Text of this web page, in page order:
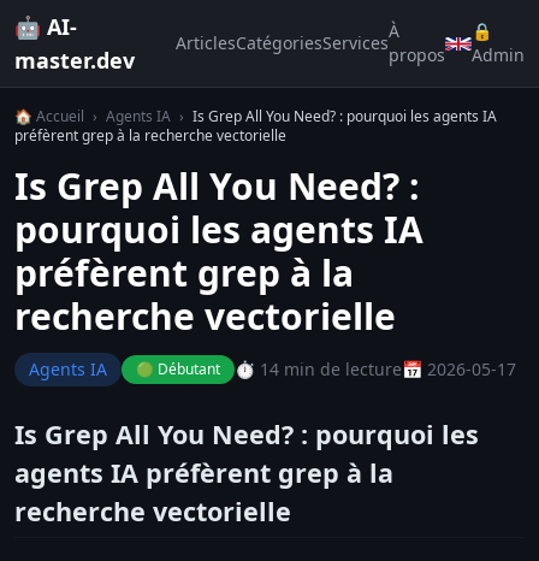
🤖 AI-
master.dev
ArticlesCatégoriesServices
À
propos
🔒
Admin
🏠 Accueil › Agents IA › Is Grep All You Need? : pourquoi les agents IA
préfèrent grep à la recherche vectorielle
Is Grep All You Need? :
pourquoi les agents IA
préfèrent grep à la
recherche vectorielle
Agents IA 🟢 Débutant ⏱️ 14 min de lecture📅 2026-05-17
Is Grep All You Need? : pourquoi les
agents IA préfèrent grep à la
recherche vectorielle